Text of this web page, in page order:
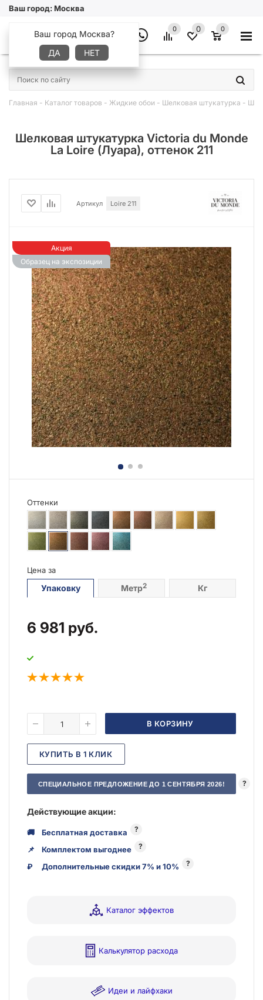
Ваш город:Москва
Ваш город Москва?
ДА
НЕТ
0 0 0
×
Главная - Каталог товаров - Жидкие обои - Шелковая штукатурка -
Шелковая штукатурка Victoria du Monde
La Loire (Луара), оттенок 211
Акция
Образец на экспозиции
Артикул Loire 211
Оттенки
Цена за
Упаковку Метр2 Кг
6 981 руб.
В КОРЗИНУ
КУПИТЬ В 1 КЛИК
СПЕЦИАЛЬНОЕ ПРЕДЛОЖЕНИЕ ДО 1 СЕНТЯБРЯ 2026! ?
Действующие акции:
🚚 Бесплатная доставка ?
📌 Комплектом выгоднее ?
₽ Дополнительные скидки 7% и 10% ?
Каталог эффектов
Калькулятор расхода
Идеи и лайфхаки